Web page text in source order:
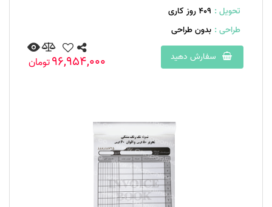
تحویل : 409 روز کاری
طراحی : بدون طراحی
سفارش دهید
96,954,000تومان